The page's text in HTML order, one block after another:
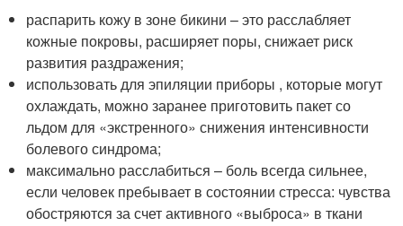
распарить кожу в зоне бикини – это расслабляет
кожные покровы, расширяет поры, снижает риск
развития раздражения;
использовать для эпиляции приборы , которые могут
охлаждать, можно заранее приготовить пакет со
льдом для «экстренного» снижения интенсивности
болевого синдрома;
максимально расслабиться – боль всегда сильнее,
если человек пребывает в состоянии стресса: чувства
обостряются за счет активного «выброса» в ткани